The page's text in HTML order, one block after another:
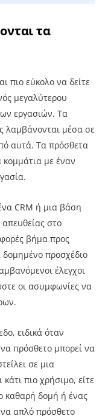
τα
πιο εύκολο να δείτε
μεγαλύτερου
εργασιών. Τα
λαμβάνονται μέσα σε
αυτά. Τα πρόσθετα
με έναν
CRM ή μια βάση
στο
βήμα προς
προσχέδιο
έλεγχοι
οι ασυμφωνίες να
ειδικά όταν
πρόσθετο μπορεί να
σε μια
πιο χρήσιμο, είτε
καθαρή δομή ή ένας
απλό πρόσθετο